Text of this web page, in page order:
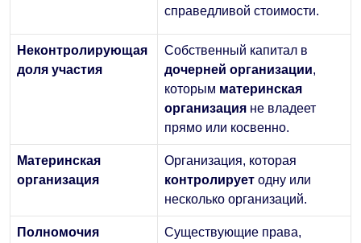
справедливой стоимости.
Неконтролирующая
доля участия
Собственный капитал в
дочерней организации,
которым материнская
организация не владеет
прямо или косвенно.
Материнская
организация
Организация, которая
контролирует одну или
несколько организаций.
Полномочия
Существующие права,